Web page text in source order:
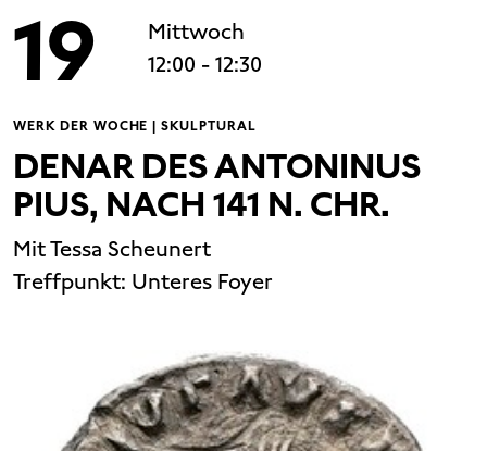
19
Mittwoch
12:00 - 12:30
WERK DER WOCHE | SKULPTURAL
DENAR DES ANTONINUS
PIUS, NACH 141 N. CHR.
Mit Tessa Scheunert
Treffpunkt: Unteres Foyer